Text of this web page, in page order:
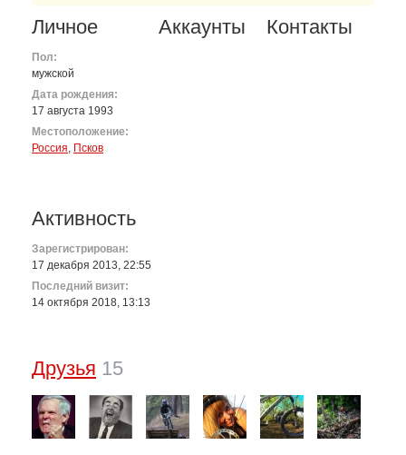
Личное
Пол:
мужской
Дата рождения:
17 августа 1993
Местоположение:
Россия, Псков
Аккаунты Контакты
Активность
Зарегистрирован:
17 декабря 2013, 22:55
Последний визит:
14 октября 2018, 13:13
Друзья 15